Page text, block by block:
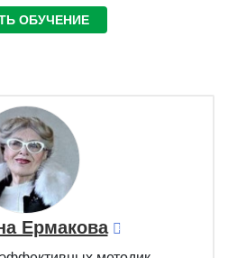
ОБУЧЕНИЕ
Ермакова